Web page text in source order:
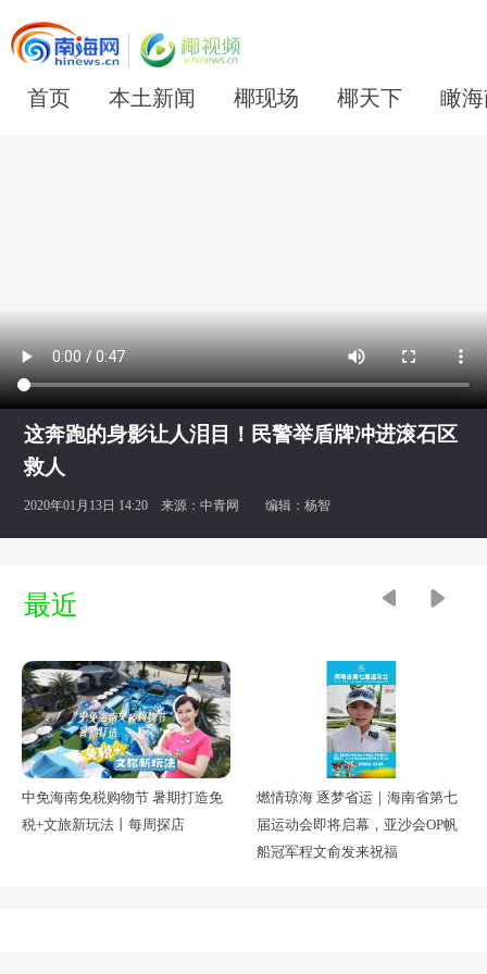
首页 本土新闻 椰现场 椰天下 瞰
这奔跑的身影让人泪目！民警举盾牌冲进滚石区
救人
2020年01月13日 14:20 来源：中青网 编辑：杨智
最近
中免海南免税购物节 暑期打造免
税+文旅新玩法丨每周探店
燃情琼海 逐梦省运｜海南省第七
届运动会即将启幕，亚沙会OP帆
船冠军程文俞发来祝福